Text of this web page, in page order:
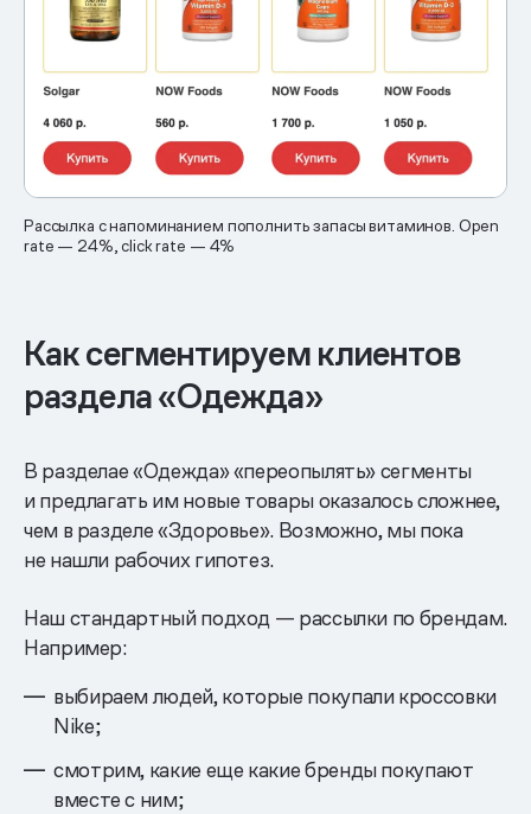
Рассылка с напоминанием пополнить запасы витаминов. Open
rate — 24%, click rate — 4%
Как сегментируем клиентов
раздела «Одежда»
В разделае «Одежда» «переопылять» сегменты
и предлагать им новые товары оказалось сложнее,
чем в разделе «Здоровье». Возможно, мы пока
не нашли рабочих гипотез.
Наш стандартный подход — рассылки по брендам.
Например:
выбираем людей, которые покупали кроссовки
Nike;
смотрим, какие еще какие бренды покупают
вместе с ним;